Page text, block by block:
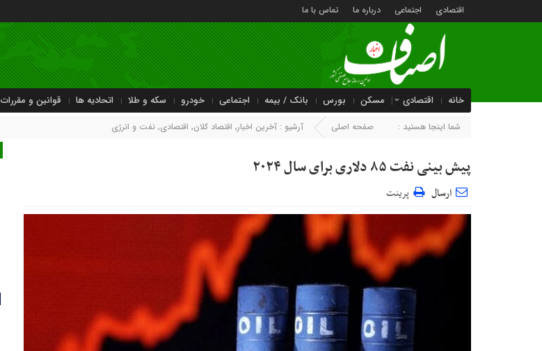
اقتصادی اجتماعی درباره ما تماس با ما
خانه اقتصادی مسکن بورس بانک / بیمه اجتماعی خودرو سکه و طلا اتحادیه ها قوانین و مقررات
شما اینجا هستید : صفحه اصلی آرشیو : آخرین اخبار, اقتصاد کلان, اقتصادی, نفت و انرژی
پیش بینی نفت ۸۵ دلاری برای سال ۲۰۲۴
ارسال پرینت